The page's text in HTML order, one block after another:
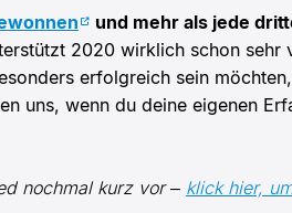
und mehr als jede
2020 wirklich schon sehr
erfolgreich sein
uns, wenn du deine eigenen
nochmal kurz vor – klick hier,